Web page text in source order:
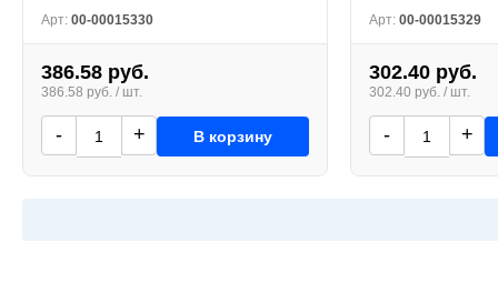
Арт: 00-00015330
386.58 руб.
386.58 руб. / шт.
- + В корзину
Арт: 00-00015329
302.40 руб.
302.40 руб. / шт.
- +